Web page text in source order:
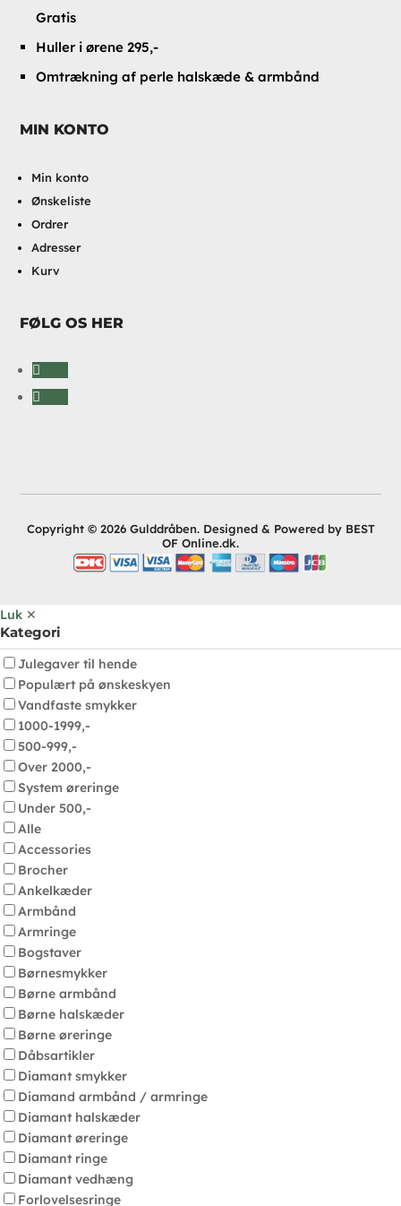
Gratis
Huller i ørene 295,-
Omtrækning af perle halskæde & armbånd
MIN KONTO
Min konto
Ønskeliste
Ordrer
Adresser
Kurv
FØLG OS HER
Copyright © 2026 Gulddråben. Designed & Powered by BEST
OF Online.dk.
Luk ✕
Kategori
Julegaver til hende
Populært på ønskeskyen
Vandfaste smykker
1000-1999,-
500-999,-
Over 2000,-
System øreringe
Under 500,-
Alle
Accessories
Brocher
Ankelkæder
Armbånd
Armringe
Bogstaver
Børnesmykker
Børne armbånd
Børne halskæder
Børne øreringe
Dåbsartikler
Diamant smykker
Diamand armbånd / armringe
Diamant halskæder
Diamant øreringe
Diamant ringe
Diamant vedhæng
Forlovelsesringe